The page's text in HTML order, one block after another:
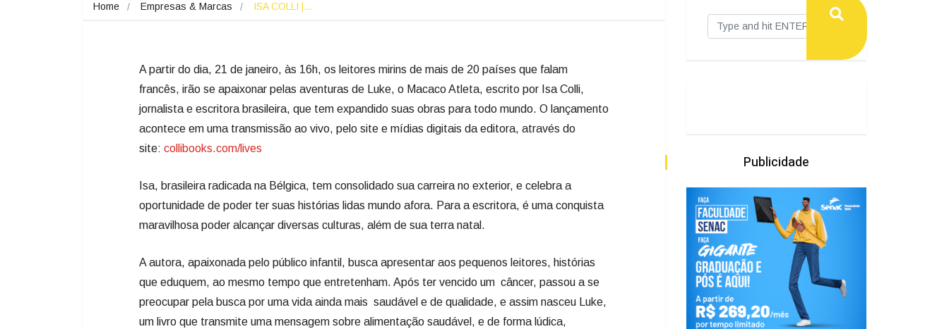
Home Empresas & Marcas ISA COLLI |…
A partir do dia, 21 de janeiro, às 16h, os leitores mirins de mais de 20 países que falam
francês, irão se apaixonar pelas aventuras de Luke, o Macaco Atleta, escrito por Isa Colli,
jornalista e escritora brasileira, que tem expandido suas obras para todo mundo. O lançamento
acontece em uma transmissão ao vivo, pelo site e mídias digitais da editora, através do
site: collibooks.com/lives
Isa, brasileira radicada na Bélgica, tem consolidado sua carreira no exterior, e celebra a
oportunidade de poder ter suas histórias lidas mundo afora. Para a escritora, é uma conquista
maravilhosa poder alcançar diversas culturas, além de sua terra natal.
A autora, apaixonada pelo público infantil, busca apresentar aos pequenos leitores, histórias
que eduquem, ao mesmo tempo que entretenham. Após ter vencido um câncer, passou a se
preocupar pela busca por uma vida ainda mais saudável e de qualidade, e assim nasceu Luke,
um livro que transmite uma mensagem sobre alimentação saudável, e de forma lúdica,
Publicidade